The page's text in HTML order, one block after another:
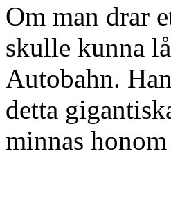
Om man drar
skulle kunna
Autobahn.
detta
minnas